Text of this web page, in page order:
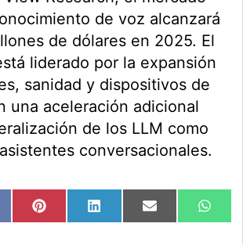
de voz alcanzará
de dólares en 2025. El
liderado por la expansión
sanidad y dispositivos de
una aceleración adicional
de los LLM como
conversacionales.
Compartir
en
PinterestCompartir
en
LinkedInCompartir
en
Email
en